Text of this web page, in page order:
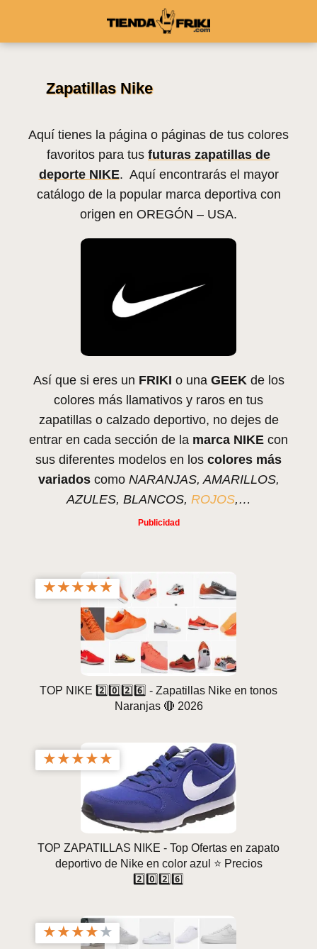
Zapatillas Nike
Aquí tienes la página o páginas de tus colores
favoritos para tus futuras zapatillas de
deporte NIKE. Aquí encontrarás el mayor
catálogo de la popular marca deportiva con
origen en OREGÓN – USA.
Así que si eres un FRIKI o una GEEK de los
colores más llamativos y raros en tus
zapatillas o calzado deportivo, no dejes de
entrar en cada sección de la marca NIKE con
sus diferentes modelos en los colores más
variadoscomo NARANJAS, AMARILLOS,
AZULES, BLANCOS, ROJOS,…
★★★★★
TOP NIKE 2️⃣0️⃣2️⃣6️⃣ - Zapatillas Nike en tonos
Naranjas 🔴 2026
★★★★★
TOP ZAPATILLAS NIKE - Top Ofertas en zapato
deportivo de Nike en color azul ⭐ Precios
2️⃣0️⃣2️⃣6️⃣
★★★★★